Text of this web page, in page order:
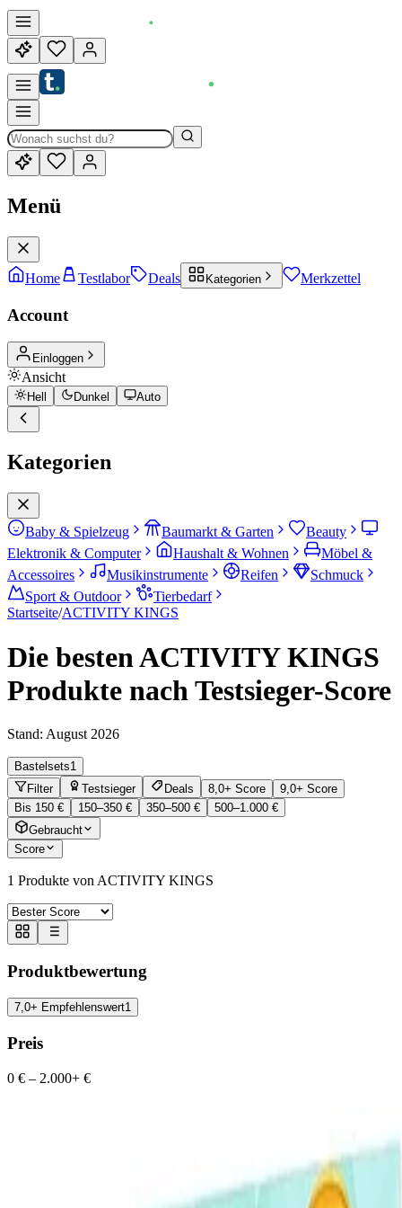
Menü
Home Testlabor Deals Kategorien Merkzettel
Account
Einloggen
Ansicht
Hell Dunkel Auto
Kategorien
Baby & Spielzeug Baumarkt & Garten
Beauty
Elektronik & Computer
Haushalt & Wohnen
Möbel &
Accessoires
Musikinstrumente Reifen
Schmuck
Sport & Outdoor
Tierbedarf
Startseite/ACTIVITY KINGS
Die besten ACTIVITY KINGS
Produkte nach Testsieger-Score
Stand: August 2026
Bastelsets1
Filter
Testsieger Deals 8,0+ Score
9,0+ Score
Bis 150 €
150–350 € 350–500 €
500–1.000 €
Gebraucht
Score
1 Produkte von ACTIVITY KINGS
Produktbewertung
7,0+ Empfehlenswert1
Preis
0 € – 2.000+ €
Bastelset für Kinder ab 6 Jahren